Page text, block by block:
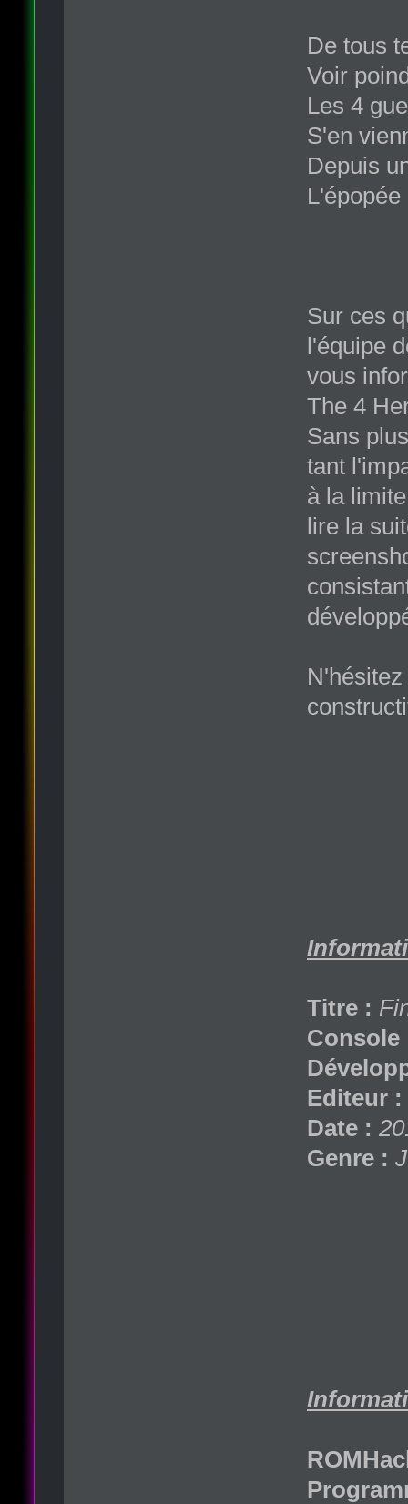
De tous
Voir
Les 4
S'en
Depuis
Sur ces
l'équipe
vous
The 4
Sans
tant
à la
lire la
Titre :
Console
Editeur :
Date :
Genre :